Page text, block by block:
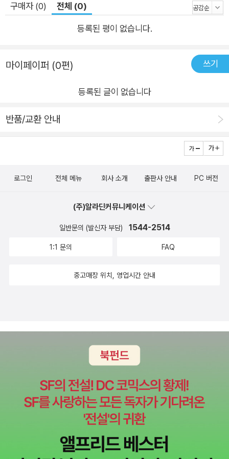
구매자 (0) 전체 (0)
등록된 평이 없습니다.
마이페이퍼 (0편) 쓰기
등록된 글이 없습니다
반품/교환 안내
로그인 전체 메뉴 회사 소개 출판사 안내 PC 버전
(주)알라딘커뮤니케이션
일반문의 (발신자 부담) 1544-2514
1:1 문의 FAQ
중고매장 위치, 영업시간 안내